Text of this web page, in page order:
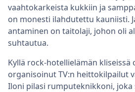
vaahtokarkeista kukkiin ja
on monesti ilahdutettu kauniisti.
antaminen on taitolaji, johon oli
suhtautua.
Kyllä rock-hotellielämän
organisoinut TV:n heittokilpailut
Iloni pilasi rumputeknikkoni, joka